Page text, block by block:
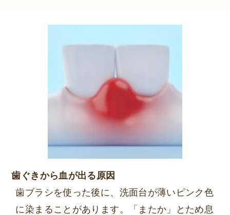
歯ぐきから血が出る原因
歯ブラシを使った後に、洗面台が薄いピンク色
に染まることがあります。「またか」とため息